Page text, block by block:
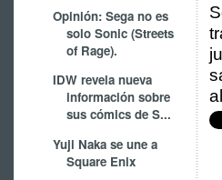
Opinión: Sega no es
solo Sonic (Streets
of Rage).
IDW revela nueva
información sobre
sus cómics de S...
Yuji Naka se une a
Square Enix